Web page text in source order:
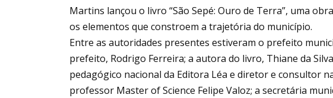
Martins lançou o livro “São Sepé: Ouro de Terra”, uma
os elementos que constroem a trajetória do município.
Entre as autoridades presentes estiveram o prefeito
prefeito, Rodrigo Ferreira; a autora do livro, Thiane da
pedagógico nacional da Editora Léa e diretor e consultor
professor Master of Science Felipe Valoz; a secretária